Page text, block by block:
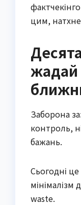
цим,
Заборона
контроль,
бажань.
Сьогодні
мінімалізм
waste.